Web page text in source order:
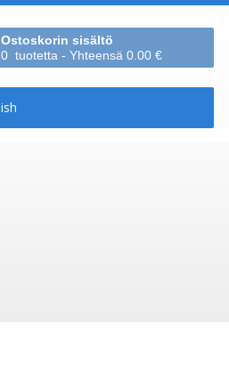
Ostoskorin sisältö
0 tuotetta - Yhteensä 0.00 €